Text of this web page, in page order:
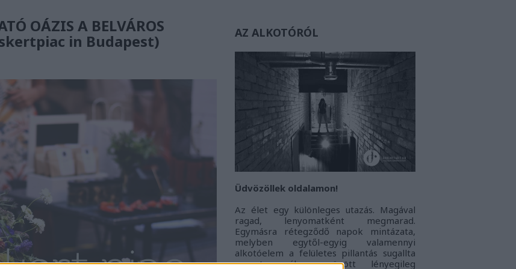
OÁZIS A BELVÁROS
in Budapest) AZ ALKOTÓRÓL
Üdvözöllek oldalamon!
Az élet egy különleges utazás. Magával
ragad, lenyomatként megmarad.
Egymásra rétegződő napok mintázata,
melyben egytől-egyig valamennyi
alkotóelem a felületes pillantás sugallta
monoton álarc mögött lényegileg